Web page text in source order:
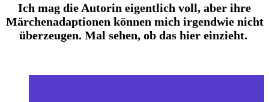
Ich mag die Autorin eigentlich voll, aber ihre
Märchenadaptionen können mich irgendwie nicht
überzeugen. Mal sehen, ob das hier einzieht.